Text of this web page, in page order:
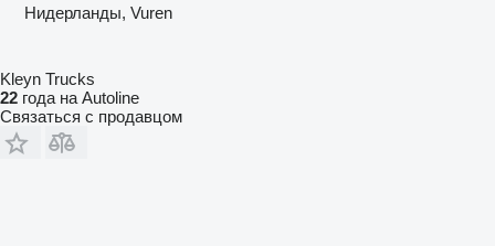
Нидерланды, Vuren
Kleyn Trucks
22 года на Autoline
Связаться с продавцом